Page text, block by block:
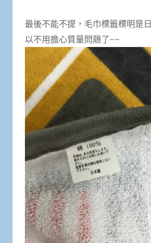
最後不能不提，毛巾標籤標明是
以不用擔心質量問題了~~